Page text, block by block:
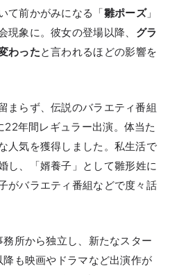
て前かがみになる「雛ポーズ」
現象に。彼女の登場以降、 グラ
わったと言われるほどの影響を
まらず、伝説のバラエティ番組
22年間レギュラー出演。体当た
人気を獲得しました。私生活で
し、「婿養子」として雛形姓に
がバラエティ番組などで度々話
所から独立し、新たなスター
も映画やドラマなど出演作が